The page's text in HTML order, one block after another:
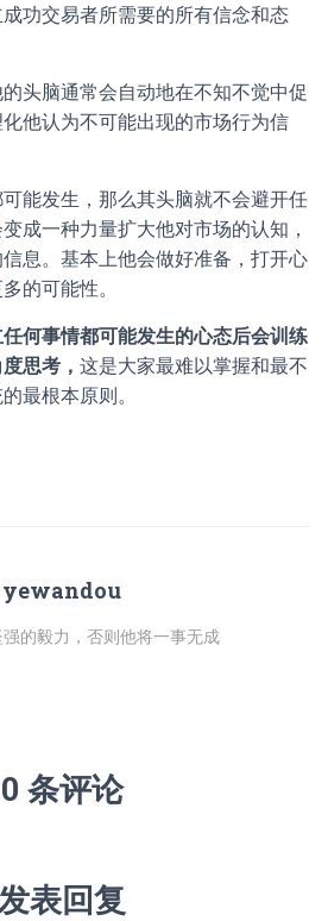
功交易者所需要的所有信念和态
头脑通常会自动地在不知不觉中促
他认为不可能出现的市场行为信
能发生，那么其头脑就不会避开任
成一种力量扩大他对市场的认知，
息。基本上他会做好准备，打开心
的可能性。
任何事情都可能发生的心态后会训 练
度思考 ， 这是大家最难以掌握和最不
最根本原则。
yewandou
的毅力，否则他将一事无成
0 条评论
表回复